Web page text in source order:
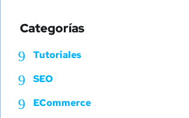
Categorías
9 Tutoriales
9 SEO
9 ECommerce